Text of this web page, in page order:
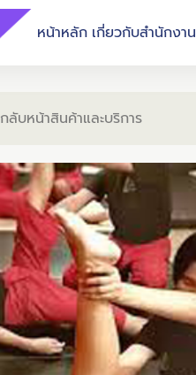
หน้าหลัก เกี่ยวกับสำนักงาน
กลับหน้าสินค้าและบริการ